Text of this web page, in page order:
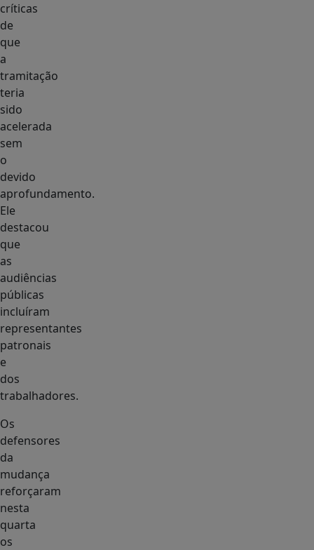
críticas
de
que
a
tramitação
teria
sido
acelerada
sem
o
devido
aprofundamento.
Ele
destacou
que
as
audiências
públicas
incluíram
representantes
patronais
e
dos
trabalhadores.
Os
defensores
da
mudança
reforçaram
nesta
quarta
os